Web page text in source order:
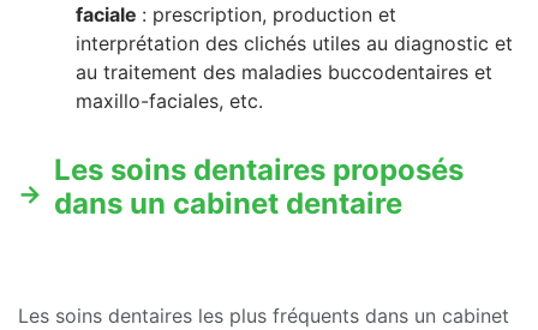
faciale : prescription, production et
interprétation des clichés utiles au diagnostic et
au traitement des maladies buccodentaires et
maxillo-faciales, etc.
Les soins dentaires proposés
dans un cabinet dentaire
Les soins dentaires les plus fréquents dans un cabinet